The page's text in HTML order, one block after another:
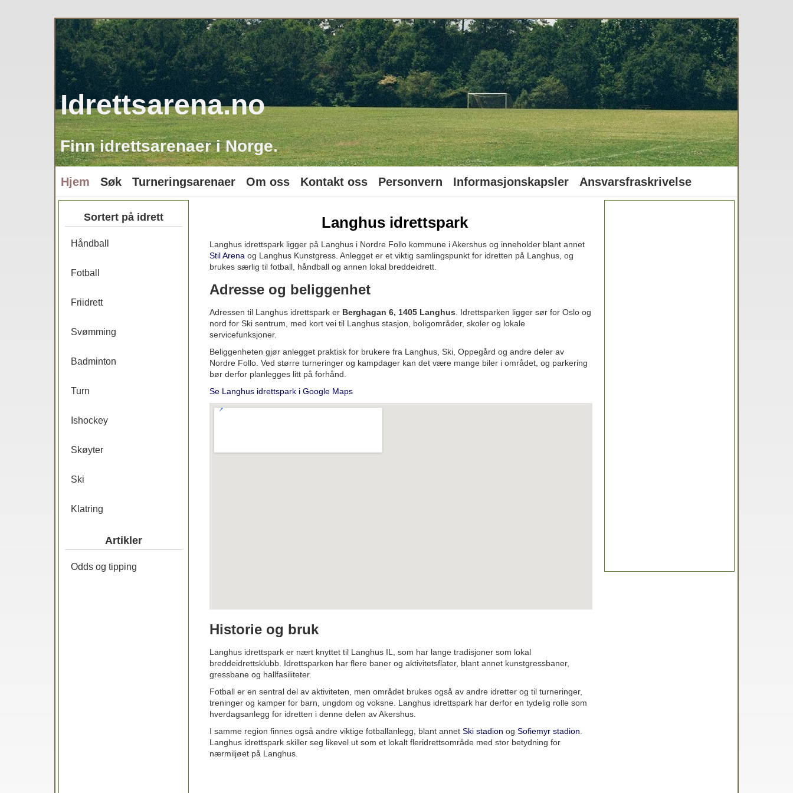
Idrettsarena.no
Finn idrettsarenaer i Norge.
Hjem Søk Turneringsarenaer Om oss Kontakt oss Personvern Informasjonskapsler Ansvarsfraskrivelse
Sortert på idrett
Håndball
Fotball
Friidrett
Svømming
Badminton
Turn
Ishockey
Skøyter
Ski
Klatring
Artikler
Odds og tipping
Langhus idrettspark
Langhus idrettspark ligger på Langhus i Nordre Follo kommune i Akershus og inneholder blant annet
Stil Arena og Langhus Kunstgress. Anlegget er et viktig samlingspunkt for idretten på Langhus, og
brukes særlig til fotball, håndball og annen lokal breddeidrett.
Adresse og beliggenhet
Adressen til Langhus idrettspark er Berghagan 6, 1405 Langhus . Idrettsparken ligger sør for Oslo og
nord for Ski sentrum, med kort vei til Langhus stasjon, boligområder, skoler og lokale
servicefunksjoner.
Beliggenheten gjør anlegget praktisk for brukere fra Langhus, Ski, Oppegård og andre deler av
Nordre Follo. Ved større turneringer og kampdager kan det være mange biler i området, og parkering
bør derfor planlegges litt på forhånd.
Se Langhus idrettspark i Google Maps
Historie og bruk
Langhus idrettspark er nært knyttet til Langhus IL, som har lange tradisjoner som lokal
breddeidrettsklubb. Idrettsparken har flere baner og aktivitetsflater, blant annet kunstgressbaner,
gressbane og hallfasiliteter.
Fotball er en sentral del av aktiviteten, men området brukes også av andre idretter og til turneringer,
treninger og kamper for barn, ungdom og voksne. Langhus idrettspark har derfor en tydelig rolle som
hverdagsanlegg for idretten i denne delen av Akershus.
I samme region finnes også andre viktige fotballanlegg, blant annetSki stadion ogSofiemyr stadion
Langhus idrettspark skiller seg likevel ut som et lokalt fleridrettsområde med stor betydning for
nærmiljøet på Langhus.